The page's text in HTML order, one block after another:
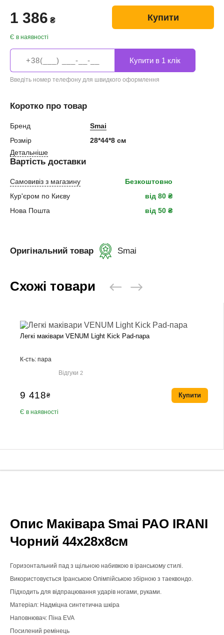
1 386 ₴
Є в наявності
Купити
Введіть номер телефону для швидкого оформлення
Коротко про товар
Бренд
Smai
Розмір
28*44*8 см
Детальніше
Вартість доставки
Самовивіз з магазину
Безкоштовно
Кур'єром по Києву
від 80 ₴
Нова Пошта
від 50 ₴
Оригінальний товар Smai
Схожі товари
Легкі маківари VENUM Light Kick Pad-пара
К-сть: пара
Відгуки2
9 418₴
Є в наявності
Купити
Опис Маківара Smai PAO IRANI
Чорний 44х28х8см
Горизонтальний пад з щільною набивкою в іранському стилі.
Використовується Іранською Олімпійською збірною з таеквондо.
Підходить для відпрацювання ударів ногами, руками.
Матеріал: Надміцна синтетична шкіра
Наповнювач: Піна EVA
Посилений ремінець